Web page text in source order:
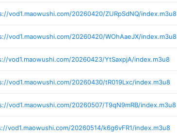
vod1.maowushi.com/20260420/ZURpSdNQ/index.m3u8
vod1.maowushi.com/20260420/WOhAaeJX/index.m3u8
vod1.maowushi.com/20260423/YtSaxpjA/index.m3u8
vod1.maowushi.com/20260430/tR019Lxc/index.m3u8
vod1.maowushi.com/20260507/T9qN9mRB/index.m3u8
vod1.maowushi.com/20260514/k6g6vFR1/index.m3u8